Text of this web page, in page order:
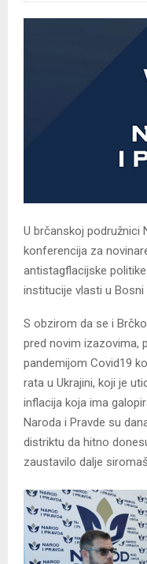
U brčanskoj podružnici
konferencija za
antistagflacijske
institucije vlasti u
S obzirom da se i
pred novim izazovima,
pandemijom Covid19
rata u Ukrajini, koji je
inflacija koja ima
Naroda i Pravde su
distriktu da hitno
zaustavilo dalje